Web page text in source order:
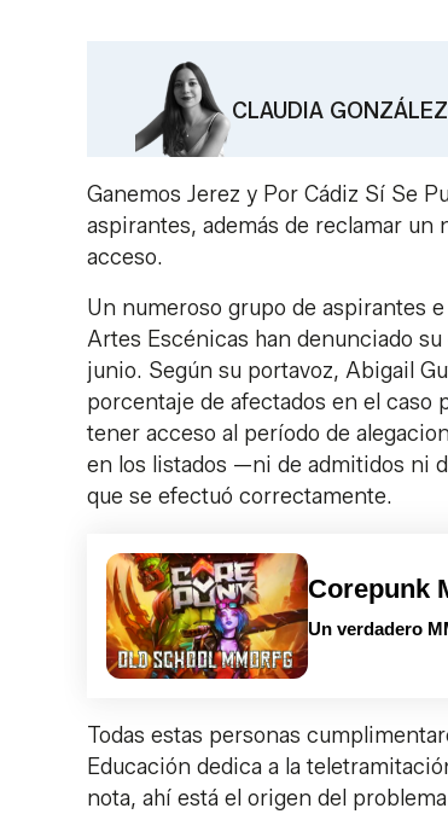
CLAUDIA
Ganemos Jerez y Por Cádiz Sí Se
aspirantes, además de reclamar
acceso.
Un numeroso grupo de aspirantes
Artes Escénicas han denunciado
junio. Según su portavoz, Abigail
porcentaje de afectados en el caso
tener acceso al período de
en los listados —ni de admitidos ni
que se efectuó correctamente.
Corepunk
Un verdadero
Todas estas personas
Educación dedica a la
nota, ahí está el origen del